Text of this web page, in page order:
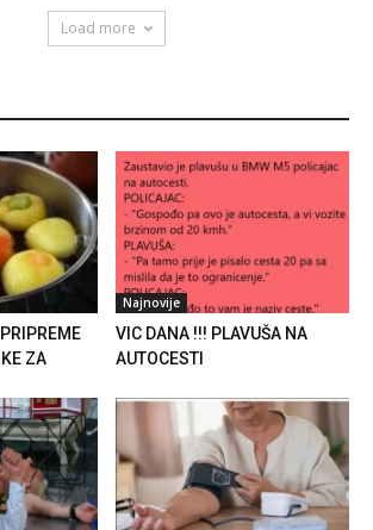
Load more
ZA
Najnovije
VIC DANA !!! PLAVUŠA NA
AUTOCESTI